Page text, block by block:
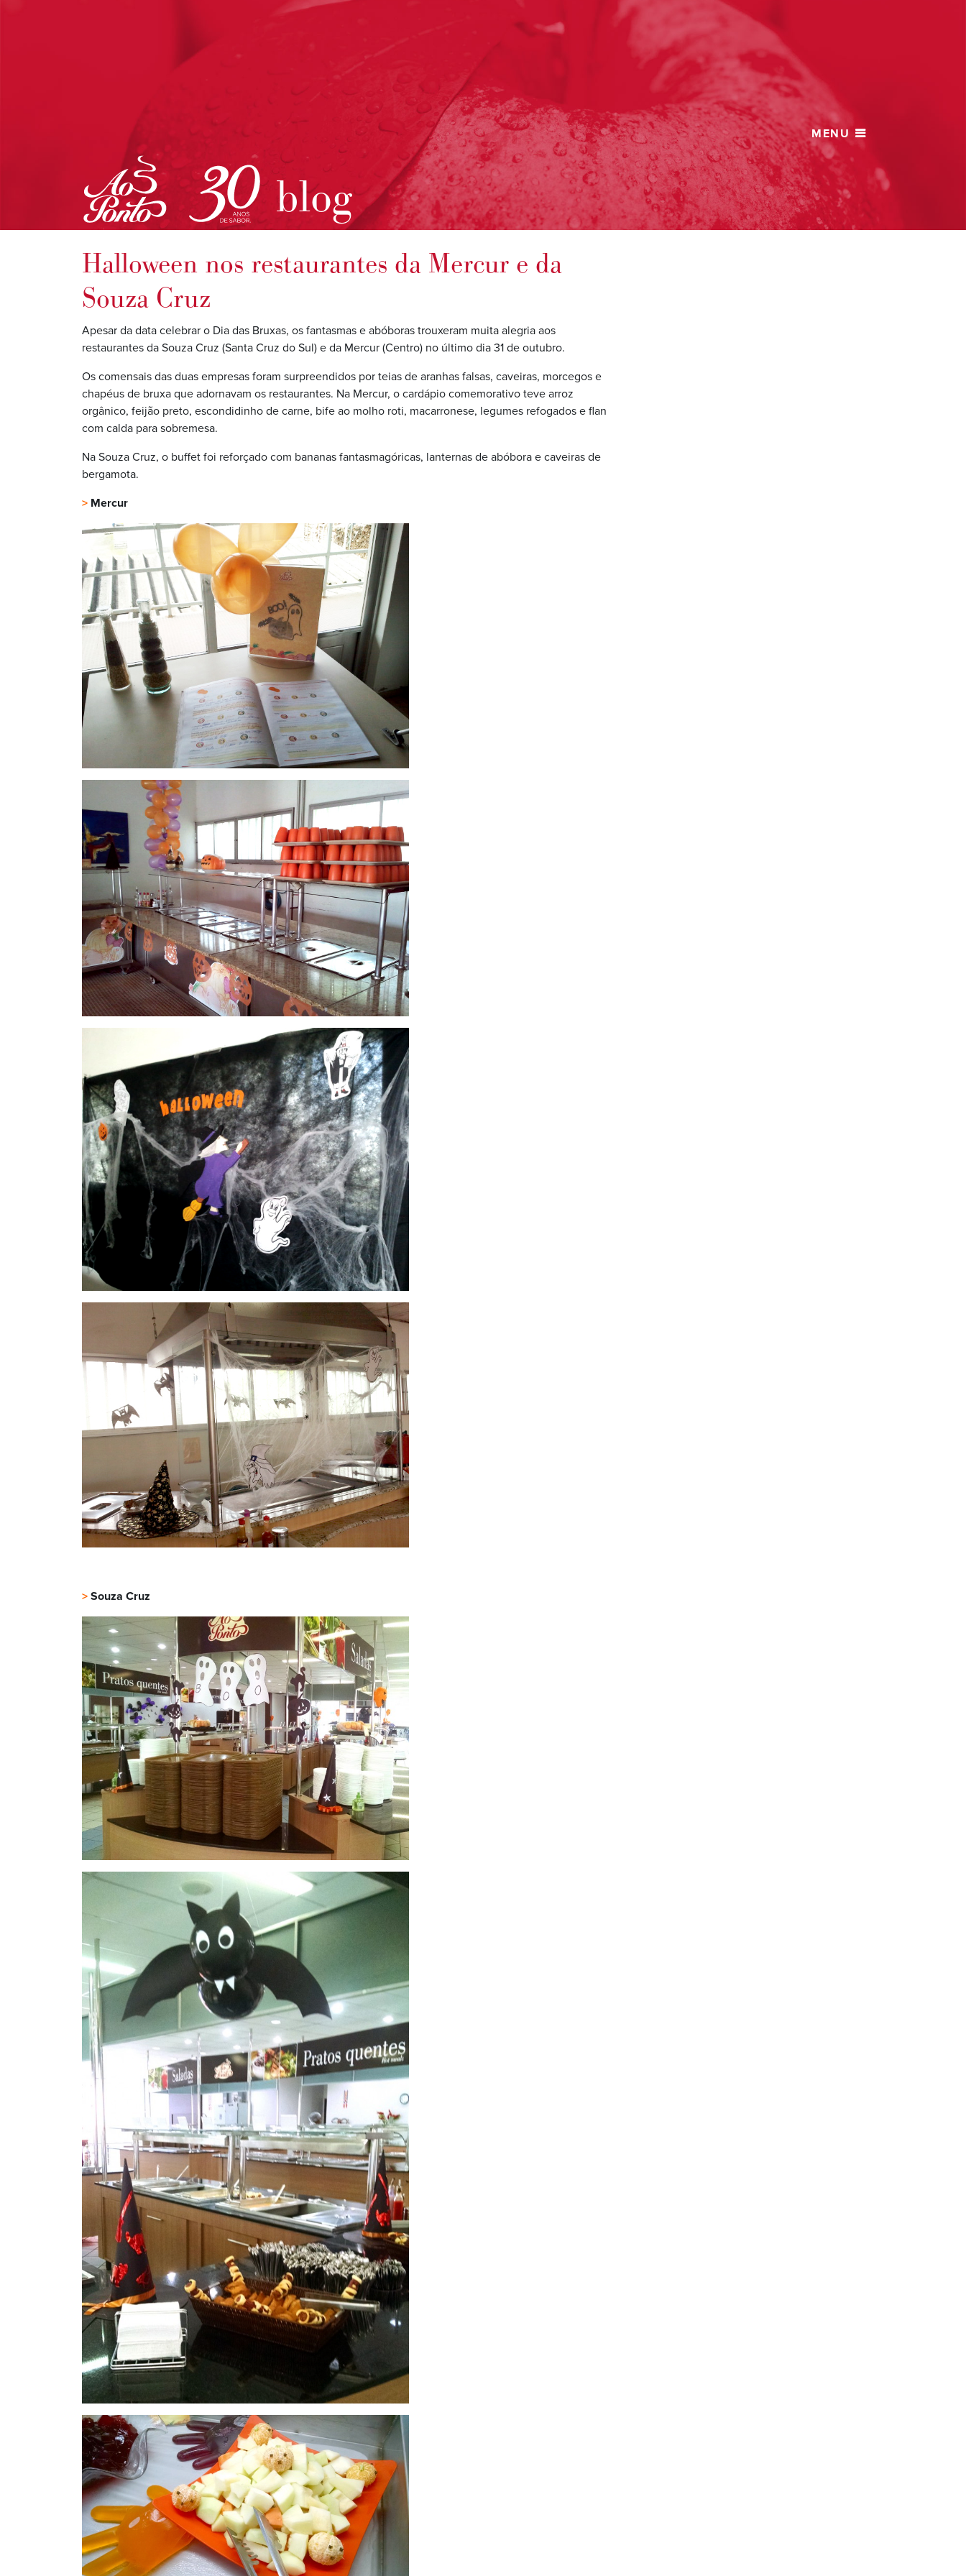
blog
Halloween nos restaurantes da Mercur e da
Souza Cruz
Apesar da data celebrar o Dia das Bruxas, os fantasmas e abóboras trouxeram muita alegria aos
restaurantes da Souza Cruz (Santa Cruz do Sul) e da Mercur (Centro) no último dia 31 de outubro.
Os comensais das duas empresas foram surpreendidos por teias de aranhas falsas, caveiras, morcegos e
chapéus de bruxa que adornavam os restaurantes. Na Mercur, o cardápio comemorativo teve arroz
orgânico, feijão preto, escondidinho de carne, bife ao molho roti, macarronese, legumes refogados e flan
com calda para sobremesa.
Na Souza Cruz, o buffet foi reforçado com bananas fantasmagóricas, lanternas de abóbora e caveiras de
bergamota.
> Mercur
> Souza Cruz